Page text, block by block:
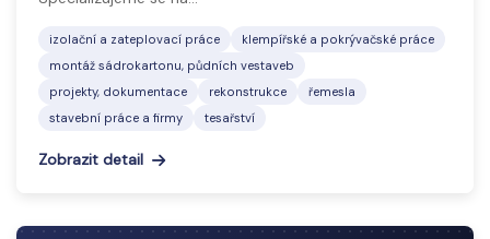
izolační a zateplovací práce
klempířské a pokrývačské práce
montáž sádrokartonu, půdních vestaveb
projekty, dokumentace
rekonstrukce
řemesla
stavební práce a firmy
tesařství
Zobrazit detail